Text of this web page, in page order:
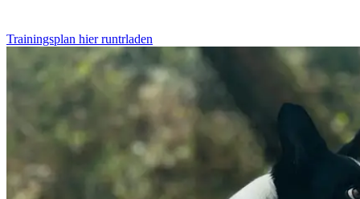
Trainingsplan hier runtrladen